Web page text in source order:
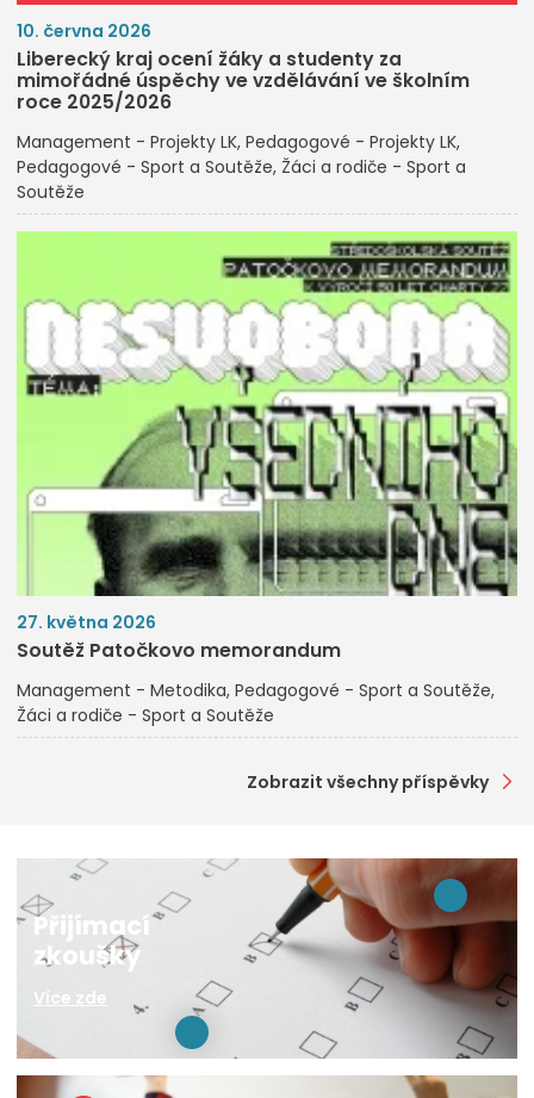
10. června 2026
Liberecký kraj ocení žáky a studenty za
mimořádné úspěchy ve vzdělávání ve školním
roce 2025/2026
Management - Projekty LK Pedagogové - Projekty LK
Pedagogové - Sport a Soutěže Žáci a rodiče - Sport a
Soutěže
27. května 2026
Soutěž Patočkovo memorandum
Management - Metodika Pedagogové - Sport a Soutěže
Žáci a rodiče - Sport a Soutěže
Zobrazit všechny příspěvky
Přijímací
zkoušky
Více zde